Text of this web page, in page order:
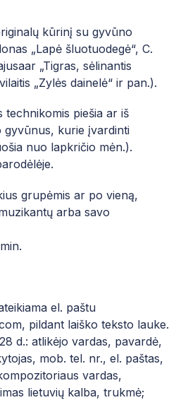
KONSULTACIJOS
KONKURSAI
kūrinį su gyvūno
„Lapė šluotuodegė“, C.
„Tigras, sėlinantis
„Zylės dainelė“ ir pan.).
technikomis piešia ar iš
gyvūnus, kurie įvardinti
nuo lapkričio mėn.).
grupėmis ar po vieną,
arba savo
el. paštu
pildant laiško teksto lauke.
d.: atlikėjo vardas, pavardė,
mob. tel. nr., el. paštas,
vardas,
lietuvių kalba, trukmė;